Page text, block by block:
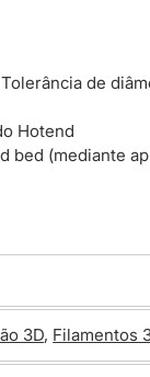
de
Hotend
bed (mediante
3D, Filamentos